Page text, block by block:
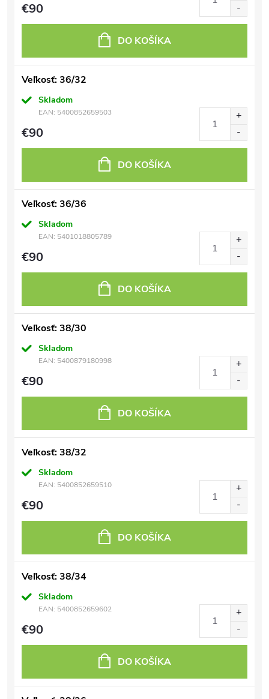
€90
DO KOŠÍKA
Veľkosť: 36/32
Skladom
EAN: 5400852659503
€90
DO KOŠÍKA
Veľkosť: 36/36
Skladom
EAN: 5401018805789
€90
DO KOŠÍKA
Veľkosť: 38/30
Skladom
EAN: 5400879180998
€90
DO KOŠÍKA
Veľkosť: 38/32
Skladom
EAN: 5400852659510
€90
DO KOŠÍKA
Veľkosť: 38/34
Skladom
EAN: 5400852659602
€90
DO KOŠÍKA